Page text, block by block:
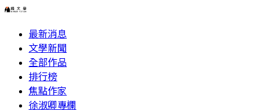
最新消息
文學新聞
全部作品
排行榜
焦點作家
徐淑卿專欄